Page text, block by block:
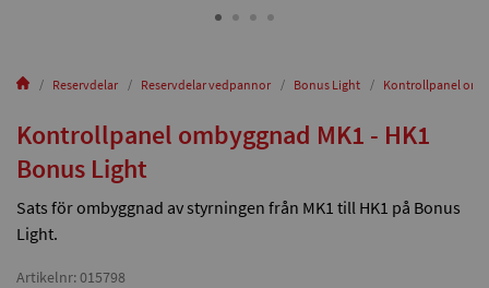
Reservdelar Reservdelar vedpannor Bonus Light Kontrollpanel
Kontrollpanel ombyggnad MK1 - HK1
Bonus Light
Sats för ombyggnad av styrningen från MK1 till HK1 på Bonus
Light.
Artikelnr: 015798